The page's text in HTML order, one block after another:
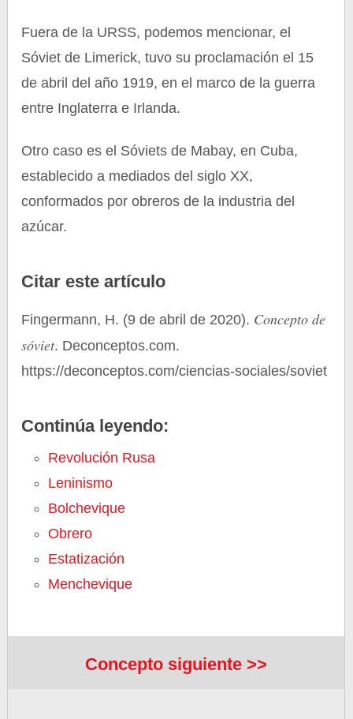
Fuera de la URSS, podemos mencionar, el
Sóviet de Limerick, tuvo su proclamación el 15
de abril del año 1919, en el marco de la guerra
entre Inglaterra e Irlanda.
Otro caso es el Sóviets de Mabay, en Cuba,
establecido a mediados del siglo XX,
conformados por obreros de la industria del
azúcar.
Citar este artículo
Fingermann, H. (9 de abril de 2020). Concepto de
sóviet. Deconceptos.com.
https://deconceptos.com/ciencias-sociales/soviet
Continúa leyendo:
Revolución Rusa
Leninismo
Bolchevique
Obrero
Estatización
Menchevique
Concepto siguiente >>